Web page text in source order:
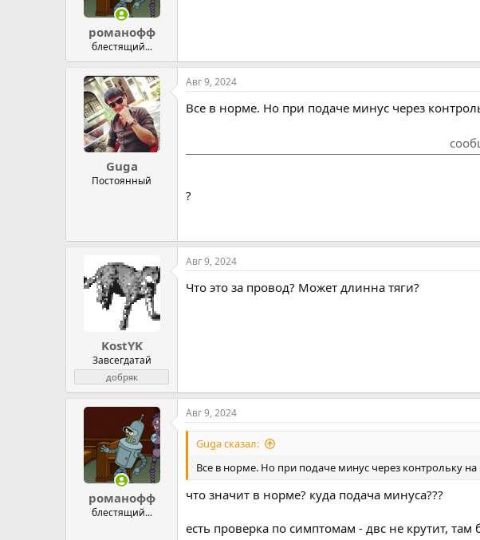
романофф
блестящий...
Guga
Постоянный
Авг 9, 2024
Все в норме. Но при подаче минус через
?
KostYK
Завсегдатай
добряк
Авг 9, 2024
Что это за провод? Может длинна тяги?
романофф
блестящий...
Авг 9, 2024
Guga сказал:
Все в норме. Но при подаче минус через контрольку
что значит в норме? куда подача минуса???
есть проверка по симптомам - двс не крутит, там